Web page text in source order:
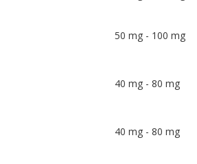
50 mg - 100 mg
40 mg - 80 mg
40 mg - 80 mg